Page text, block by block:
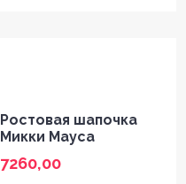
Ростовая шапочка
Микки Мауса
7260,00